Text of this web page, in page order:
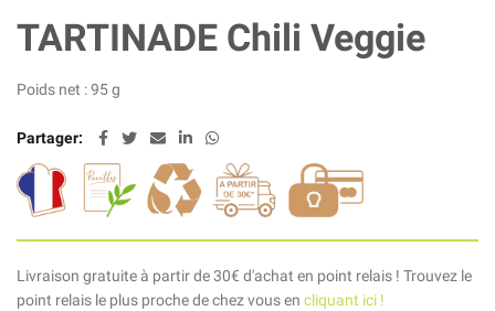
TARTINADE Chili Veggie
Poids net : 95 g
Livraison gratuite à partir de 30€ d'achat en point relais ! Trouvez le
point relais le plus proche de chez vous en cliquant ici !
Partager